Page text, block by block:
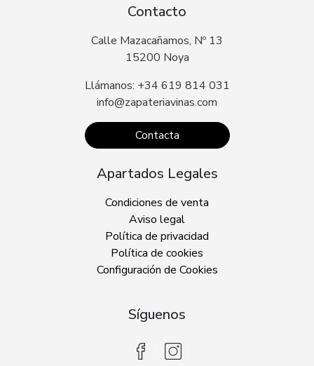
Contacto
Calle Mazacañamos, Nº 13
15200 Noya
Llámanos: +34 619 814 031
info@zapateriavinas.com
Contacta
Apartados Legales
Condiciones de venta
Aviso legal
Política de privacidad
Política de cookies
Configuración de Cookies
Síguenos